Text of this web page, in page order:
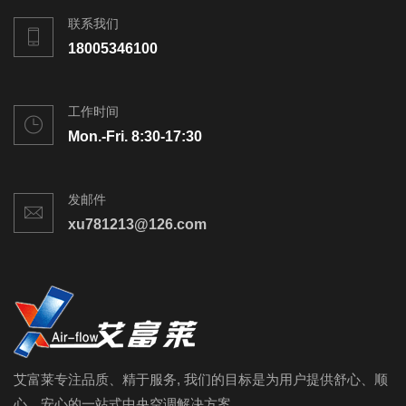
联系我们
18005346100
工作时间
Mon.-Fri. 8:30-17:30
发邮件
xu781213@126.com
艾富莱专注品质、精于服务, 我们的目标是为用户提供舒心、顺